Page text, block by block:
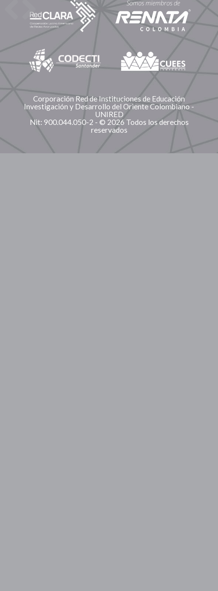
Corporación Red de Instituciones de Educación
Investigación y Desarrollo del Oriente Colombiano -
UNIRED
Nit: 900.044.050-2 - © 2026 Todos los derechos
reservados